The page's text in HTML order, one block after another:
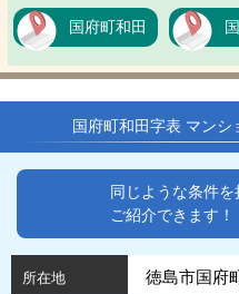
国府町和田
国府町和田字表 マンシ
同じような条件
ご紹介できます！
所在地 徳島市国府